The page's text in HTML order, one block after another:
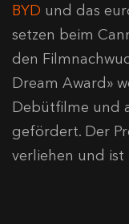
BYD und das
setzen beim
den
Dream Award»
Debütfilme und
gefördert. Der
verliehen und ist